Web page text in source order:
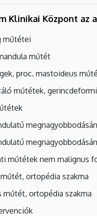
Klinikai Központ
műtétei
műtét
proc. mastoideus
műtétek,
műtétek nem malignus
ortopédia szakma
műtét, ortopédia szakma